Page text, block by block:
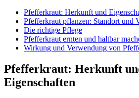
Pfefferkraut: Herkunft und
Pfefferkraut pflanzen: Standort und
Die richtige Pflege
Pfefferkraut ernten und haltbar
Wirkung und Verwendung von
Pfefferkraut: Herkunft
Eigenschaften